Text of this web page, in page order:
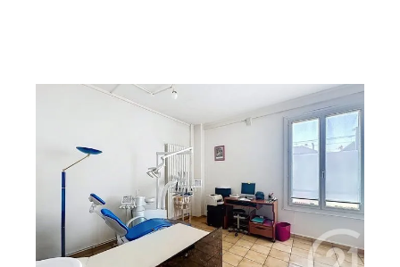
CHOISY LE ROI 94
Commerce à vendre
199 000 €
Votre agence Century 21 vous propose en